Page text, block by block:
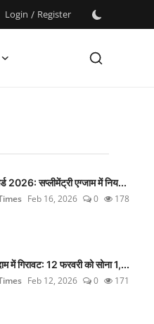
Login / Register
2026: सप्लीमेंट्री एग्जाम में निय...
Feb 16, 2026 0 178
में गिरावट: 12 फरवरी को सोना 1,...
Feb 12, 2026 0 171